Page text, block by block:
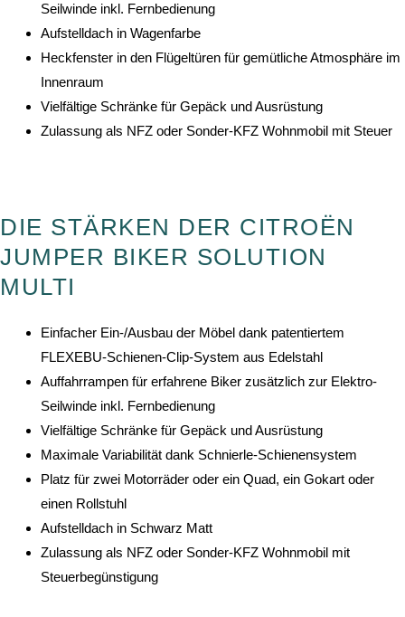
Seilwinde inkl. Fernbedienung
Aufstelldach in Wagenfarbe
Heckfenster in den Flügeltüren für gemütliche Atmosphäre im
Innenraum
Vielfältige Schränke für Gepäck und Ausrüstung
Zulassung als NFZ oder Sonder-KFZ Wohnmobil mit Steuer
DIE STÄRKEN DER CITROËN
JUMPER BIKER SOLUTION
MULTI
Einfacher Ein-/Ausbau der Möbel dank patentiertem
FLEXEBU-Schienen-Clip-System aus Edelstahl
Auffahrrampen für erfahrene Biker zusätzlich zur Elektro-
Seilwinde inkl. Fernbedienung
Vielfältige Schränke für Gepäck und Ausrüstung
Maximale Variabilität dank Schnierle-Schienensystem
Platz für zwei Motorräder oder ein Quad, ein Gokart oder
einen Rollstuhl
Aufstelldach in Schwarz Matt
Zulassung als NFZ oder Sonder-KFZ Wohnmobil mit
Steuerbegünstigung